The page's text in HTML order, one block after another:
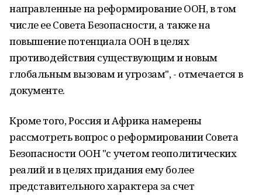
направленные на реформирование ООН, в том
числе ее Совета Безопасности, а также на
повышение потенциала ООН в целях
противодействия существующим и новым
глобальным вызовам и угрозам", - отмечается в
документе.
Кроме того, Россия и Африка намерены
рассмотреть вопрос о реформировании Совета
Безопасности ООН "с учетом геополитических
реалий и в целях придания ему более
представительного характера за счет